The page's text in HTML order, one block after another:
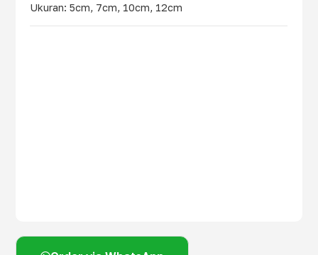
Ukuran: 5cm, 7cm, 10cm, 12cm